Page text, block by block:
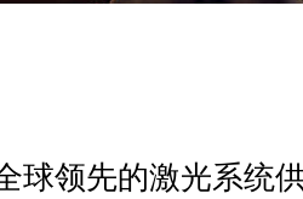
球领先的激光系统